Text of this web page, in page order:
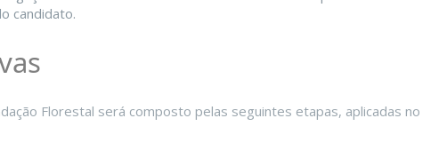
candidato.
Florestal será composto pelas seguintes etapas, aplicadas no